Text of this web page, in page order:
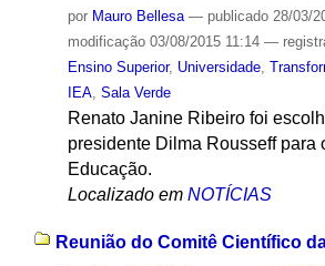
por Mauro Bellesa — publicado28/03/
modificação03/08/2015 11:14 —
Ensino Superior, Universidade,
IEA, Sala Verde
Renato Janine Ribeiro foi
presidente Dilma Rousseff para
Educação.
Localizado em NOTÍCIAS
Reunião do Comitê Científico